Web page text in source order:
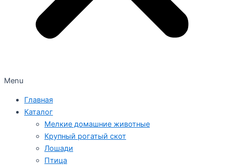
Menu
Главная
Каталог
Мелкие домашние животные
Крупный рогатый скот
Лошади
Птица